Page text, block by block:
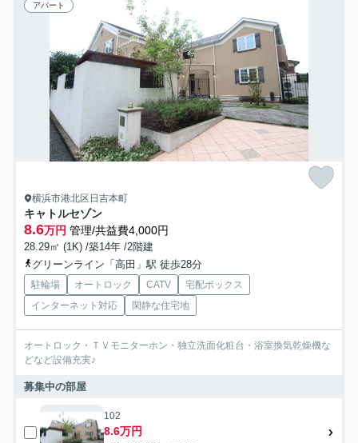
アパート
横浜市港北区日吉本町
キャトルセゾン
8.6万円 管理/共益費4,000円
28.29㎡ (1K) /築14年 /2階建
グリーンライン「高田」駅 徒歩28分
駐輪場 オートロック CATV
宅配ボックス
インターネット対応
閑静な住宅地
オートロック・ＴＶモニターホン・独立洗面化粧台・浴室換気乾燥機な
どなど設備充実♪
募集中の部屋
102
8.6万円